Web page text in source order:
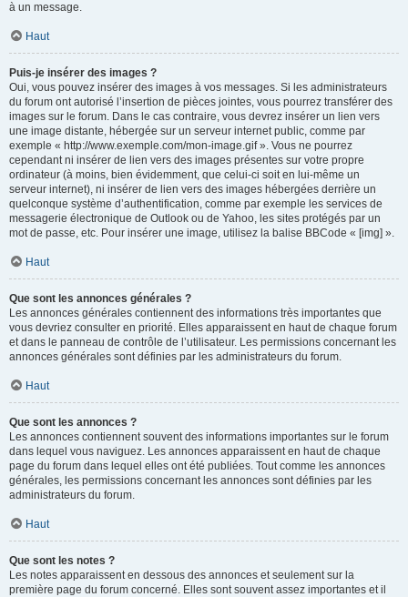
à un message.
Haut
Puis-je insérer des images ?
Oui, vous pouvez insérer des images à vos messages. Si les administrateurs
du forum ont autorisé l’insertion de pièces jointes, vous pourrez transférer des
images sur le forum. Dans le cas contraire, vous devrez insérer un lien vers
une image distante, hébergée sur un serveur internet public, comme par
exemple « http://www.exemple.com/mon-image.gif ». Vous ne pourrez
cependant ni insérer de lien vers des images présentes sur votre propre
ordinateur (à moins, bien évidemment, que celui-ci soit en lui-même un
serveur internet), ni insérer de lien vers des images hébergées derrière un
quelconque système d’authentification, comme par exemple les services de
messagerie électronique de Outlook ou de Yahoo, les sites protégés par un
mot de passe, etc. Pour insérer une image, utilisez la balise BBCode « [img] ».
Haut
Que sont les annonces générales ?
Les annonces générales contiennent des informations très importantes que
vous devriez consulter en priorité. Elles apparaissent en haut de chaque forum
et dans le panneau de contrôle de l’utilisateur. Les permissions concernant les
annonces générales sont définies par les administrateurs du forum.
Haut
Que sont les annonces ?
Les annonces contiennent souvent des informations importantes sur le forum
dans lequel vous naviguez. Les annonces apparaissent en haut de chaque
page du forum dans lequel elles ont été publiées. Tout comme les annonces
générales, les permissions concernant les annonces sont définies par les
administrateurs du forum.
Haut
Que sont les notes ?
Les notes apparaissent en dessous des annonces et seulement sur la
première page du forum concerné. Elles sont souvent assez importantes et il